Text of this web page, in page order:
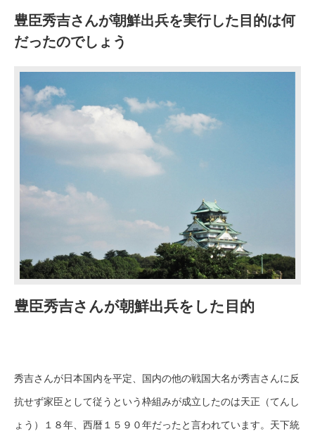
豊臣秀吉さんが朝鮮出兵を実行した目的は何
だったのでしょう
豊臣秀吉さんが朝鮮出兵をした目的
秀吉さんが日本国内を平定、国内の他の戦国大名が秀吉さんに反
抗せず家臣として従うという枠組みが成立したのは天正（てんし
ょう）１８年、西暦１５９０年だったと言われています。天下統